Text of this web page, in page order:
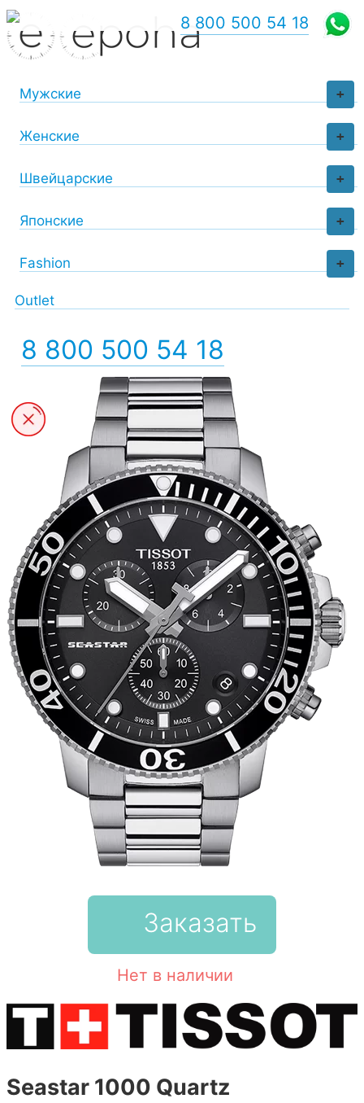
+
Мужские
+
Женские
+
Швейцарские
+
Японские
+
Fashion
Outlet
8 800 500 54 18
8 800 500 54 18
Заказать
Нет в наличии
Seastar 1000 Quartz